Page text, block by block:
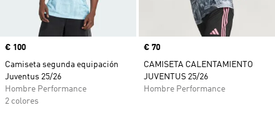
Precio
€ 100
Camiseta segunda equipación
Juventus 25/26
Hombre Performance
2 colores
Precio
€ 70
CAMISETA CALENTAMIENTO
JUVENTUS 25/26
Hombre Performance